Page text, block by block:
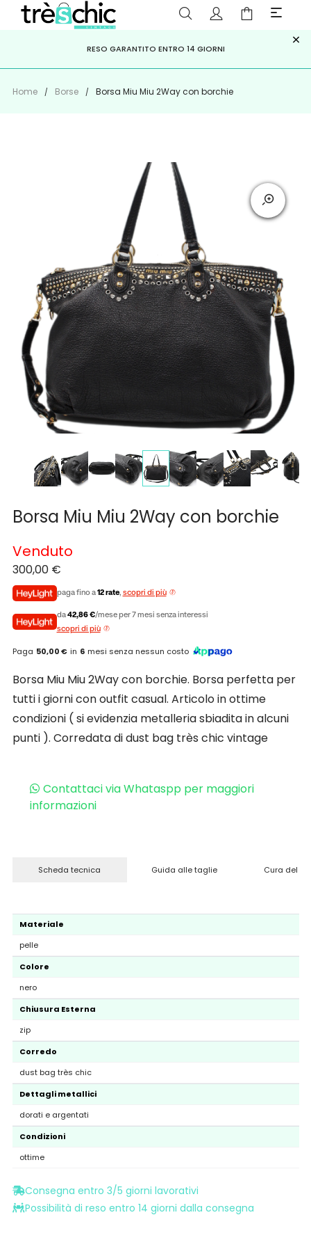
PAGA A RATE CONKLARNA,HEYLIGHT, APPAGO
ISCRIVITI ALLA NEWSLETTER PER NON PERDERE SCONTI E
OFFERTE IMPERDIBILI!
RESO GARANTITO ENTRO 14 GIORNI ×
Home Borse Borsa Miu Miu 2Way con borchie
Borsa Miu Miu 2Way con borchie
300,00 €
paga fino a12 rate, scopri di più
da42,86 €/mese per 7 mesi senza interessi
scopri di più
Paga 50,00 € in 6 mesi senza nessun costo
Venduto
Borsa Miu Miu 2Way con borchie. Borsa perfetta per
tutti i giorni con outfit casual. Articolo in ottime
condizioni ( si evidenzia metalleria sbiadita in alcuni
punti ). Corredata di dust bag très chic vintage
Contattaci via Whataspp per maggiori
informazioni
Scheda tecnica Guida alle taglie Cura del
Materiale
pelle
Colore
nero
Chiusura Esterna
zip
Corredo
dust bag très chic
Dettagli metallici
dorati e argentati
Condizioni
ottime
Consegna entro 3/5 giorni lavorativi
Possibilità di reso entro 14 giorni dalla consegna